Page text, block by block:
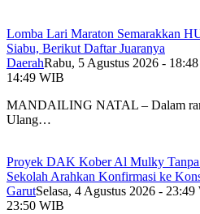
Lomba Lari Maraton Semarakkan
Siabu, Berikut Daftar Juaranya
DaerahRabu, 5 Agustus 2026 -
14:49 WIB
MANDAILING NATAL – Dalam
Ulang…
Proyek DAK Kober Al Mulky Tanpa
Sekolah Arahkan Konfirmasi ke
GarutSelasa, 4 Agustus 2026 -
23:50 WIB